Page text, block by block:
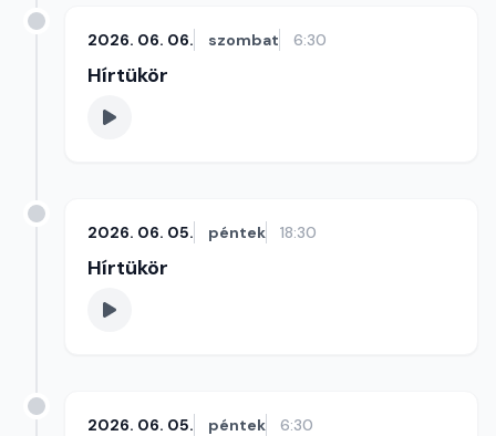
2026. 06. 06. szombat 6:30
Hírtükör
2026. 06. 05. péntek 18:30
Hírtükör
2026. 06. 05. péntek 6:30